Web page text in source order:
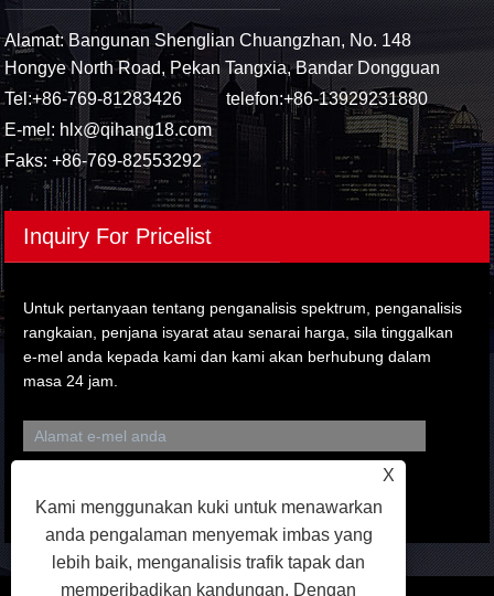
Alamat: Bangunan Shenglian Chuangzhan, No. 148
Hongye North Road, Pekan Tangxia, Bandar Dongguan
Tel:+86-769-81283426 telefon:+86-13929231880
E-mel: hlx@qihang18.com
Faks: +86-769-82553292
Inquiry For Pricelist
Untuk pertanyaan tentang penganalisis spektrum, penganalisis
rangkaian, penjana isyarat atau senarai harga, sila tinggalkan
e-mel anda kepada kami dan kami akan berhubung dalam
masa 24 jam.
X
Kami menggunakan kuki untuk menawarkan
anda pengalaman menyemak imbas yang
lebih baik, menganalisis trafik tapak dan
memperibadikan kandungan. Dengan